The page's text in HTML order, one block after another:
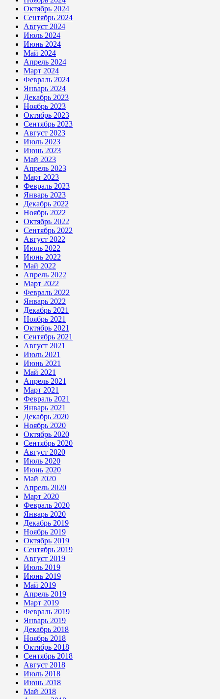
Октябрь 2024
Сентябрь 2024
Август 2024
Июль 2024
Июнь 2024
Май 2024
Апрель 2024
Март 2024
Февраль 2024
Январь 2024
Декабрь 2023
Ноябрь 2023
Октябрь 2023
Сентябрь 2023
Август 2023
Июль 2023
Июнь 2023
Май 2023
Апрель 2023
Март 2023
Февраль 2023
Январь 2023
Декабрь 2022
Ноябрь 2022
Октябрь 2022
Сентябрь 2022
Август 2022
Июль 2022
Июнь 2022
Май 2022
Апрель 2022
Март 2022
Февраль 2022
Январь 2022
Декабрь 2021
Ноябрь 2021
Октябрь 2021
Сентябрь 2021
Август 2021
Июль 2021
Июнь 2021
Май 2021
Апрель 2021
Март 2021
Февраль 2021
Январь 2021
Декабрь 2020
Ноябрь 2020
Октябрь 2020
Сентябрь 2020
Август 2020
Июль 2020
Июнь 2020
Май 2020
Апрель 2020
Март 2020
Февраль 2020
Январь 2020
Декабрь 2019
Ноябрь 2019
Октябрь 2019
Сентябрь 2019
Август 2019
Июль 2019
Июнь 2019
Май 2019
Апрель 2019
Март 2019
Февраль 2019
Январь 2019
Декабрь 2018
Ноябрь 2018
Октябрь 2018
Сентябрь 2018
Август 2018
Июль 2018
Июнь 2018
Май 2018